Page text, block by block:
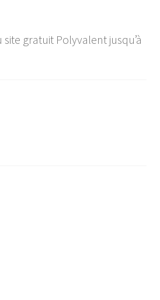
gratuit Polyvalent jusqu’à